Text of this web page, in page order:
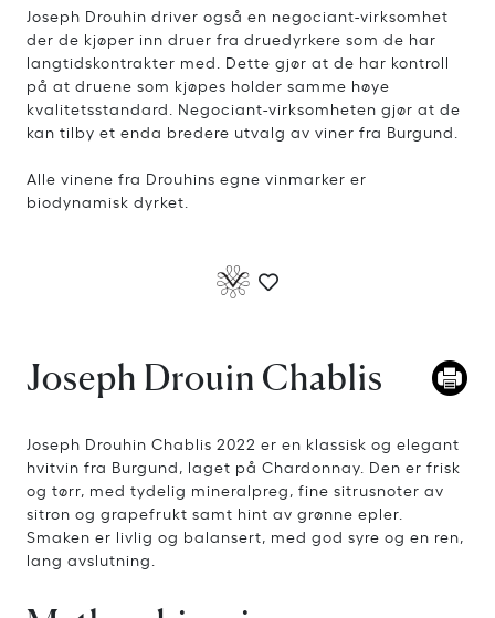
Joseph Drouhin driver også en negociant-virksomhet
der de kjøper inn druer fra druedyrkere som de har
langtidskontrakter med. Dette gjør at de har kontroll
på at druene som kjøpes holder samme høye
kvalitetsstandard. Negociant-virksomheten gjør at de
kan tilby et enda bredere utvalg av viner fra Burgund.
Alle vinene fra Drouhins egne vinmarker er
biodynamisk dyrket.
Joseph Drouin Chablis
Joseph Drouhin Chablis 2022 er en klassisk og elegant
hvitvin fra Burgund, laget på Chardonnay. Den er frisk
og tørr, med tydelig mineralpreg, fine sitrusnoter av
sitron og grapefrukt samt hint av grønne epler.
Smaken er livlig og balansert, med god syre og en ren,
lang avslutning.